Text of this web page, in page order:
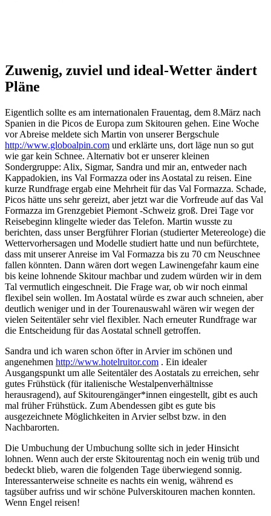
Zuwenig, zuviel und ideal-Wetter ändert
Pläne
Eigentlich sollte es am internationalen Frauentag, dem 8.März nach
Spanien in die Picos de Europa zum Skitouren gehen. Eine Woche
vor Abreise meldete sich Martin von unserer Bergschule
http://www.globoalpin.com und erklärte uns, dort läge nun so gut
wie gar kein Schnee. Alternativ bot er unserer kleinen
Sondergruppe: Alix, Sigmar, Sandra und mir an, entweder nach
Kappadokien, ins Val Formazza oder ins Aostatal zu reisen. Eine
kurze Rundfrage ergab eine Mehrheit für das Val Formazza. Schade,
Picos hätte uns sehr gereizt, aber jetzt war die Vorfreude auf das Val
Formazza im Grenzgebiet Piemont -Schweiz groß. Drei Tage vor
Reisebeginn klingelte wieder das Telefon. Martin wusste zu
berichten, dass unser Bergführer Florian (studierter Metereologe) die
Wettervorhersagen und Modelle studiert hatte und nun befürchtete,
dass mit unserer Anreise im Val Formazza bis zu 70 cm Neuschnee
fallen könnten. Dann wären dort wegen Lawinengefahr kaum eine
bis keine lohnende Skitour machbar und zudem würden wir in dem
Tal vermutlich eingeschneit. Die Frage war, ob wir noch einmal
flexibel sein wollen. Im Aostatal würde es zwar auch schneien, aber
deutlich weniger und in der Tourenauswahl wären wir wegen der
vielen Seitentäler sehr viel flexibler. Nach erneuter Rundfrage war
die Entscheidung für das Aostatal schnell getroffen.
Sandra und ich waren schon öfter in Arvier im schönen und
angenehmen http://www.hotelruitor.com . Ein idealer
Ausgangspunkt um alle Seitentäler des Aostatals zu erreichen, sehr
gutes Frühstück (für italienische Westalpenverhältnisse
herausragend), auf Skitourengänger*innen eingestellt, gibt es auch
mal früher Frühstück. Zum Abendessen gibt es gute bis
ausgezeichnete Möglichkeiten in Arvier selbst bzw. in den
Nachbarorten.
Die Umbuchung der Umbuchung sollte sich in jeder Hinsicht
lohnen. Wenn auch der erste Skitourentag noch ein wenig trüb und
bedeckt blieb, waren die folgenden Tage überwiegend sonnig.
Interessanterweise schneite es nachts ein wenig, während es
tagsüber aufriss und wir schöne Pulverskitouren machen konnten.
Wenn Engel reisen!